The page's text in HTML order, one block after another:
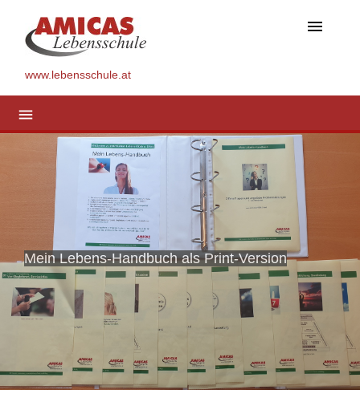
menu
www.lebensschule.at
menu
Mein Lebens-Handbuch als Print-Version